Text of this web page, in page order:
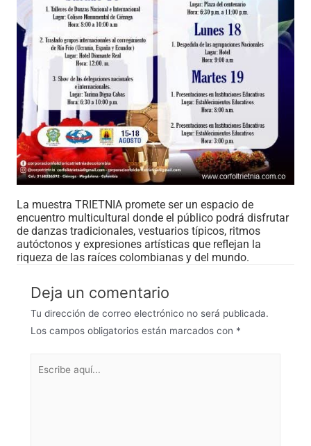
La muestra TRIETNIA promete ser un espacio de
encuentro multicultural donde el público podrá disfrutar
de danzas tradicionales, vestuarios típicos, ritmos
autóctonos y expresiones artísticas que reflejan la
riqueza de las raíces colombianas y del mundo.
Deja un comentario
Tu dirección de correo electrónico no será publicada.
Los campos obligatorios están marcados con *